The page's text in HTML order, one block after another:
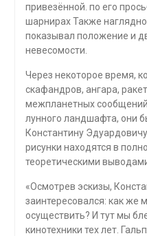
привезённой. по его
шарнирах Также
показывал положение и
невесомости.
Через некоторое время,
скафандров, ангара,
межпланетных
лунного ландшафта, они
Константину
рисунки находятся в
теоретическими
«Осмотрев эскизы,
заинтересовался: как же
осуществить? И тут мы
кинотехники тех лет.